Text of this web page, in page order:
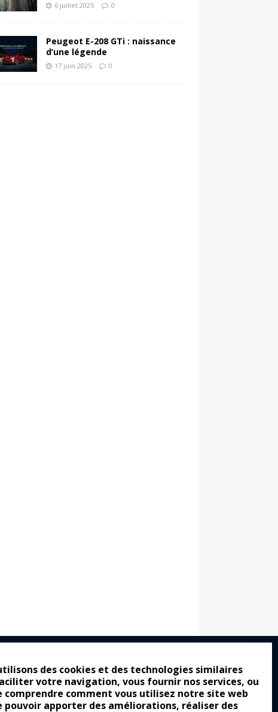
des cookies et des technologies similaires
votre navigation, vous fournir nos services, ou
comprendre comment vous utilisez notre site web
pouvoir apporter des améliorations, réaliser des
6 juillet 2025 0
Peugeot E-208 GTi : naissance
d’une légende
17 juin 2025 0
: pour les gens vrais
a commencé